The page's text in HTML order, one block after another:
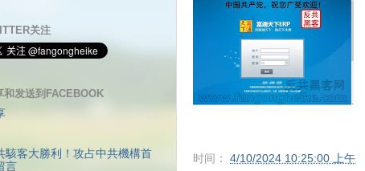
时间： 4/10/2024 10:25:00 上午
关注
和发送到FACEBOOK
駭客大勝利！攻占中共機構首
言